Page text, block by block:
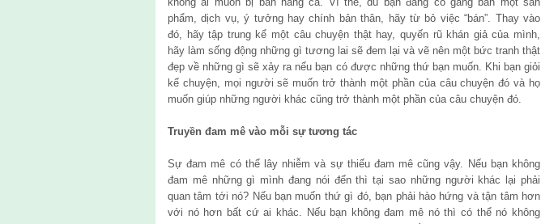
phẩm, dịch vụ, ý tưởng hay chính bản thân, hãy từ bỏ việc “bán”. Thay vào
đó, hãy tập trung kể một câu chuyện thật hay, quyến rũ khán giả của mình,
hãy làm sống động những gì tương lai sẽ đem lại và vẽ nên một bức tranh thật
đẹp về những gì sẽ xảy ra nếu bạn có được những thứ bạn muốn. Khi bạn giỏi
kể chuyện, mọi người sẽ muốn trở thành một phần của câu chuyện đó và họ
muốn giúp những người khác cũng trở thành một phần của câu chuyện đó.
Truyền đam mê vào mỗi sự tương tác
Sự đam mê có thể lây nhiễm và sự thiếu đam mê cũng vậy. Nếu bạn không
đam mê những gì mình đang nói đến thì tại sao những người khác lại phải
quan tâm tới nó? Nếu bạn muốn thứ gì đó, bạn phải hào hứng và tận tâm hơn
với nó hơn bất cứ ai khác. Nếu bạn không đam mê nó thì có thể nó không